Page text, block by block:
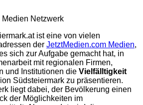
Medien Netzwerk
ist eine von vielen
der JetztMedien.com Medien,
sich zur Aufgabe gemacht hat, in
mit regionalen Firmen,
und Institutionen die Vielfälltigkeit
Südsteiermark zu präsentieren.
liegt dabei, der Bevölkerung einen
der Möglichkeiten im